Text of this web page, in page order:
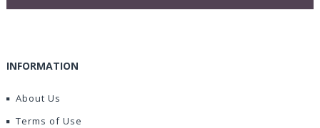
INFORMATION
About Us
Terms of Use